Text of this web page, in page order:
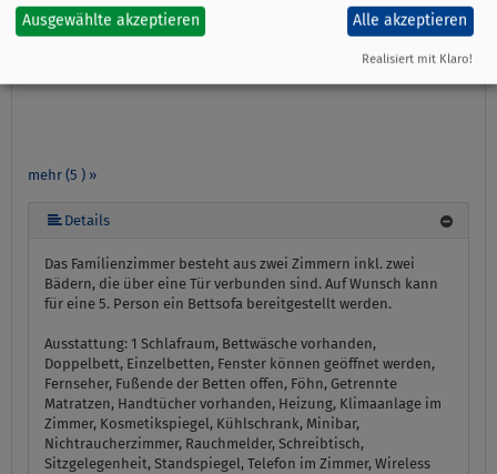
mehr (5 ) »
mehr (5 ) »
Details
Das Familienzimmer besteht aus zwei Zimmern inkl. zwei
Bädern, die über eine Tür verbunden sind. Auf Wunsch kann
für eine 5. Person ein Bettsofa bereitgestellt werden.
Ausstattung: 1 Schlafraum, Bettwäsche vorhanden,
Doppelbett, Einzelbetten, Fenster können geöffnet werden,
Fernseher, Fußende der Betten offen, Föhn, Getrennte
Matratzen, Handtücher vorhanden, Heizung, Klimaanlage im
Zimmer, Kosmetikspiegel, Kühlschrank, Minibar,
Nichtraucherzimmer, Rauchmelder, Schreibtisch,
Sitzgelegenheit, Standspiegel, Telefon im Zimmer, Wireless
Ausgewählte akzeptieren Alle akzeptieren
Realisiert mit Klaro!